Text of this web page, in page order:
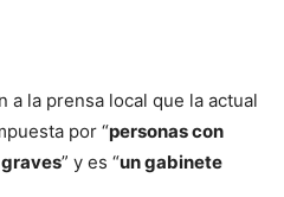
a la prensa local que la actual
por “personas con
” y es “un gabinete